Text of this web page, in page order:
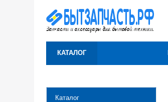
КАТАЛОГ
Каталог